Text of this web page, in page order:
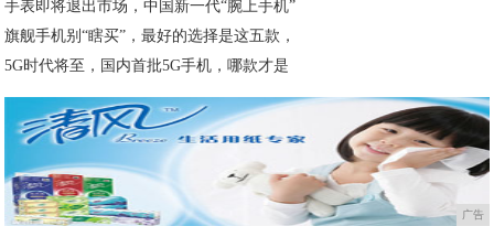
手表即将退出市场，中国新一代“腕上手机”
旗舰手机别“瞎买”，最好的选择是这五款，
5G时代将至，国内首批5G手机，哪款才是
广告